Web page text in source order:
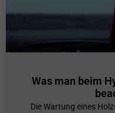
Was man beim
Die Wartung eines